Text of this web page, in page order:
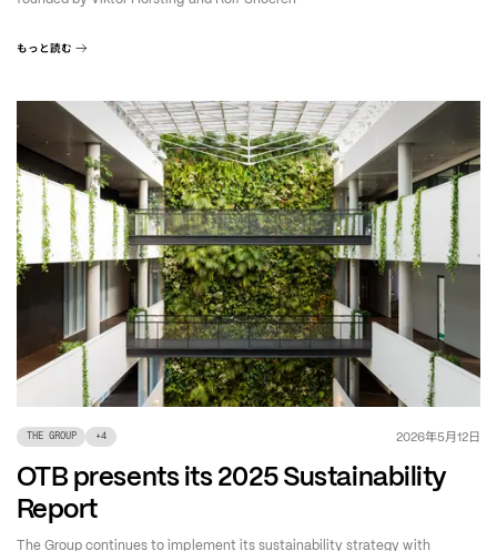
もっと読む
THE GROUP +4 2026年5月12日
OTB presents its 2025 Sustainability
Report
The Group continues to implement its sustainability strategy with